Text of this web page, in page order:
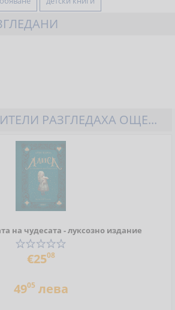
РАЗГЛЕДАХА ОЩЕ...
на чудесата - луксозно издание
€2508
4905 лева